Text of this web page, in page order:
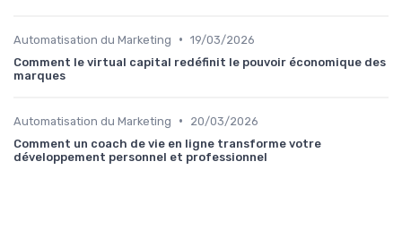
Automatisation du Marketing • 19/03/2026
Comment le virtual capital redéfinit le pouvoir économique des
marques
Automatisation du Marketing •
20/03/2026
Comment un coach de vie en ligne transforme votre
développement personnel et professionnel